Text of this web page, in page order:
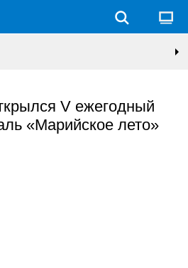
V ежегодный
«Марийское лето»